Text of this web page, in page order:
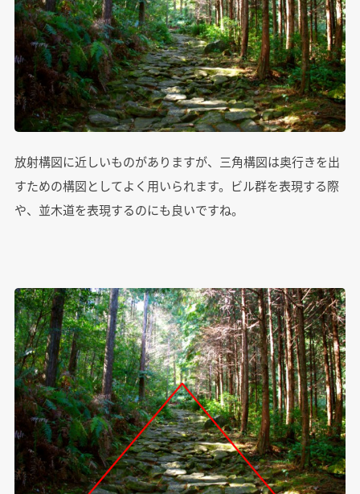
放射構図に近しいものがありますが、三角構図は奥行きを出
すための構図としてよく用いられます。ビル群を表現する際
や、並木道を表現するのにも良いですね。